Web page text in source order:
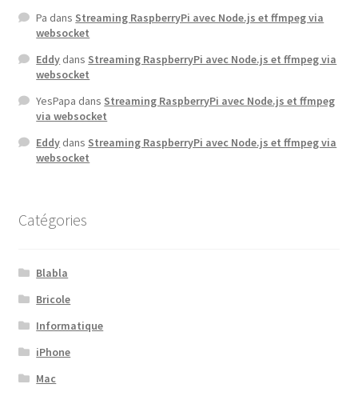
Pa dans Streaming RaspberryPi avec Node.js et ffmpeg via
websocket
Eddy dans Streaming RaspberryPi avec Node.js et ffmpeg via
websocket
YesPapa dans Streaming RaspberryPi avec Node.js et ffmpeg
via websocket
Eddy dans Streaming RaspberryPi avec Node.js et ffmpeg via
websocket
Catégories
Blabla
Bricole
Informatique
iPhone
Mac